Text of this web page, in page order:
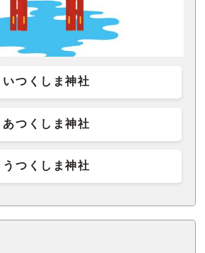
いつくしま神社
あつくしま神社
うつくしま神社